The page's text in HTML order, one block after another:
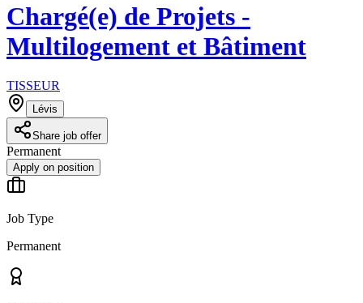
Chargé(e) de Projets -
Multilogement et Bâtiment
TISSEUR
Lévis
Share job offer
Permanent
Apply on position
Job Type
Permanent